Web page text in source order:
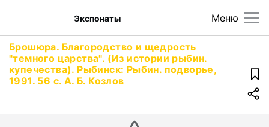
Меню
Экспонаты
Брошюра. Благородство и щедрость
"темного царства". (Из истории рыбин.
купечества). Рыбинск: Рыбин. подворье,
1991. 56 с. А. Б. Козлов